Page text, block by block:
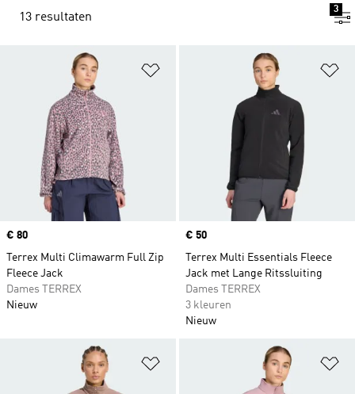
13 resultaten
3
Op verlanglijst zetten
Price
€ 80
Terrex Multi Climawarm Full Zip
Fleece Jack
Dames TERREX
Nieuw
Price
€ 50
Terrex Multi Essentials Fleece
Jack met Lange Ritssluiting
Dames TERREX
3 kleuren
Nieuw
Op verlanglijst zetten